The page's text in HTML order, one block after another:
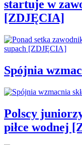
startuje w
[ZDJĘCIA]
Spójnia
Polscy
piłce wodnej